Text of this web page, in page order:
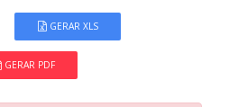
GERAR XLS
GERAR PDF